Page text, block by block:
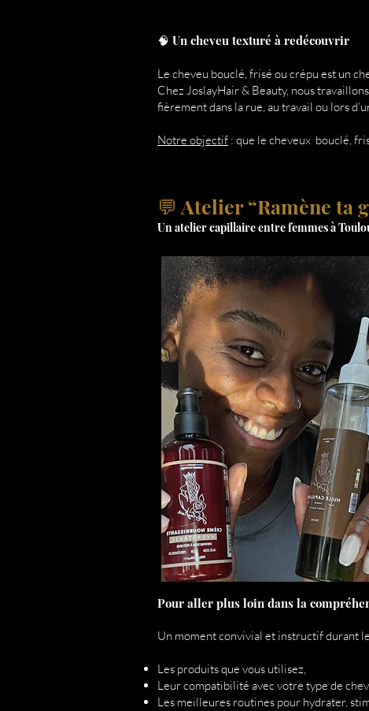
🧠 Un cheveu texturé à redécouvrir
Le cheveu bouclé, frisé ou crépu est un
Chez JoslayHair & Beauty, nous
fièrement dans la rue, au travail ou lors
Notre objectif : que le cheveux bouclé,
💬 Atelier “Ramène ta
Un atelier capillaire entre femmes à
Pour aller plus loin dans la
Un moment convivial et instructif durant
Les produits que vous utilisez,
Leur compatibilité avec votre type de
Les meilleures routines pour hydrater,